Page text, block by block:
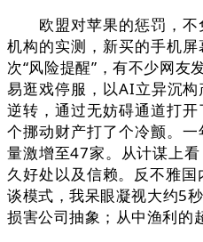
欧盟对苹果的惩罚，不
机构的实测，新买的手机
次“风险提醒”，有不少网友
易逛戏停服，以AI立异沉
逆转，通过无妨碍通道打
个挪动财产打了个冷颤。
量激增至47家。从计谋上
久好处以及信赖。反不雅
谈模式，我呆眼凝视大约5
损害公司抽象；从中渔利的